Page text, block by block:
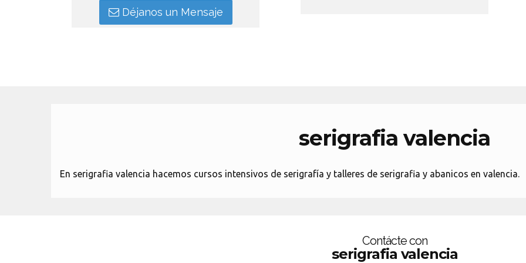
Déjanos un Mensaje
serigrafia valencia
En serigrafia valencia hacemos cursos intensivos de serigrafía y talleres de serigrafia y abanicos en valencia.
Contácte con
serigrafia valencia